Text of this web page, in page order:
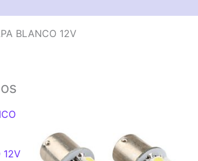
BLANCO 12V
12V